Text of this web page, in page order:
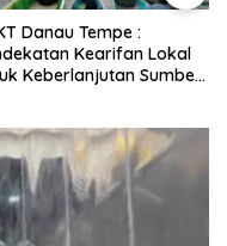
Cara Mengatasi Penyakit
PMK pada Sapi Perah
Alami dan Medis